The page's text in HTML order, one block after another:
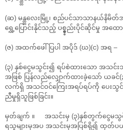
(ဆ) မန္တ္တလေးမြို့၊ စည်ပင်သာသာနယ်နိမိ
ရွှေ့ပြောင်းနိုင်သည့် ပစ္စ္စ္စ္စည်းပိုင်ဆိုင်မှု အထ
(ဇ) အထက်ဖေါ်ပြပါ အပိုဒ် (ဃ)(င) အရ –
(၃) နှစ်ငွေမသွင်း၍ ရပ်စဲထားသော အသင်း
အဖြစ် ပြန်လည်လျှောက်ထားခဲ့သော် ယခင်
လက်ရှိ အသင်ဝင်ကြေးအရပ်ရပ်ကို ပေးသွင်း
ညီမှုရှိသူဖြစ်ခြင်း။
မှတ်ချက် ။ အသင်းမှ (၃)နှစ်တွက်ငွေမသွင်
ရသူများမှအပ အသင်းမှအပြစ်ရှိ၍ ထုတ်